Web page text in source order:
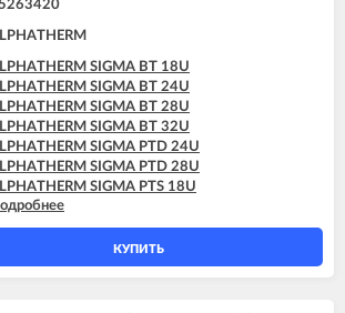
SIGMA BT 18U
SIGMA BT 24U
SIGMA BT 28U
SIGMA BT 32U
SIGMA PTD 24U
SIGMA PTD 28U
SIGMA PTS 18U
SIGMA PTS 24U
SIGMA PTS 28U
КУПИТЬ